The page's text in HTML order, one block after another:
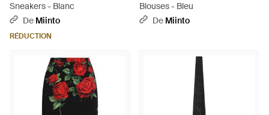
Sneakers - Blanc
De Miinto
RÉDUCTION
Blouses - Bleu
De Miinto